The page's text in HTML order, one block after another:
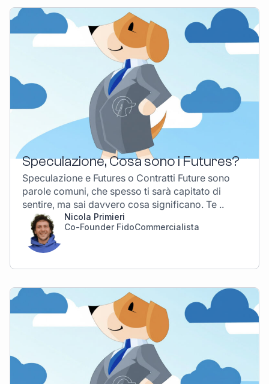
Speculazione, Cosa sono i Futures?
Speculazione e Futures o Contratti Future sono
parole comuni, che spesso ti sarà capitato di
sentire, ma sai davvero cosa significano. Te ..
Nicola Primieri
Co-Founder FidoCommercialista